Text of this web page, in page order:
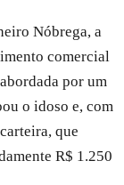
Nóbrega, a
comercial
por um
o idoso e, com
que
R$ 1.250